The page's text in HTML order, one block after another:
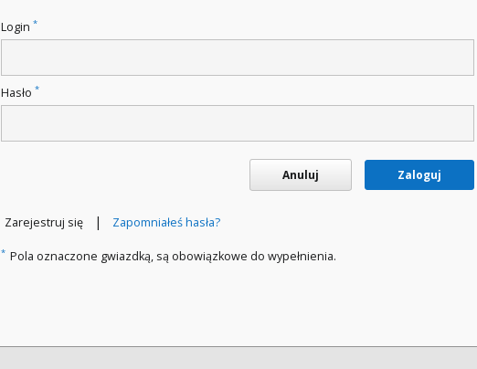
Login *
Hasło *
Anuluj Zaloguj
Zarejestruj się | Zapomniałeś hasła?
* Pola oznaczone gwiazdką, są obowiązkowe do wypełnienia.